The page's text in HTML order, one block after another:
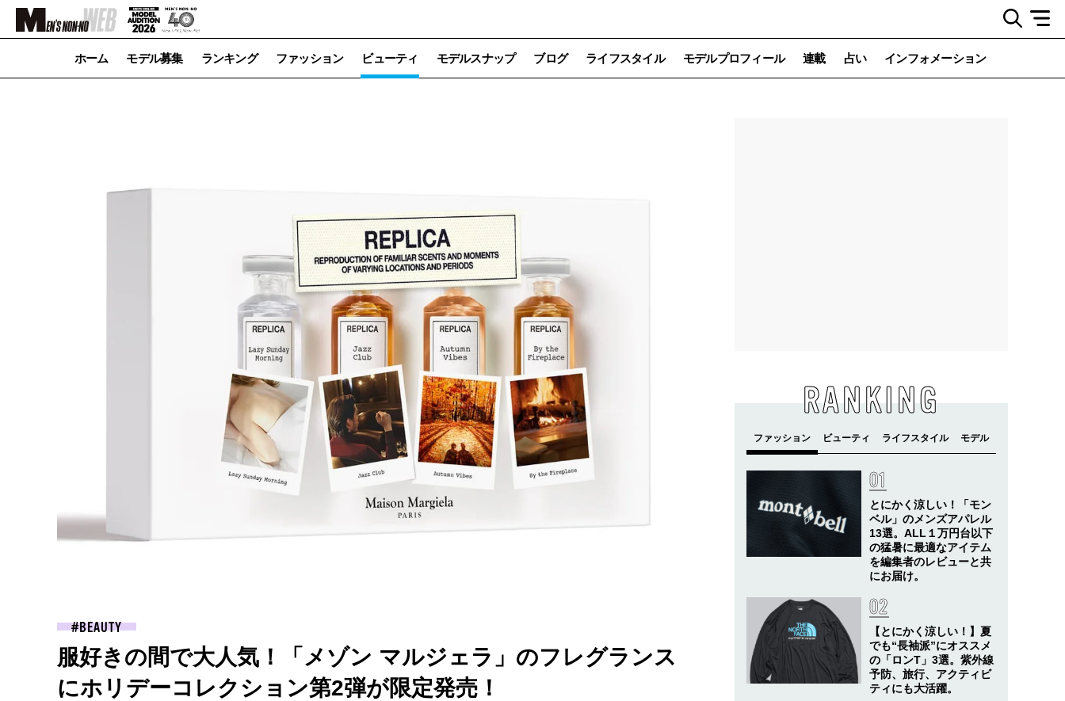
ホーム モデル募集 ランキング ファッション ビューティ モデルスナップ ブログ ライフスタイル モデルプロフィール 連載 占い インフォメーション
BEAUTY
服好きの間で大人気！「メゾン マルジェラ」のフレグランス
にホリデーコレクション第2弾が限定発売！
RANKING
とにかく涼しい！「モン
ベル」のメンズアパレル
13選。ALL１万円台以下
の猛暑に最適なアイテム
を編集者のレビューと共
にお届け。
【とにかく涼しい！】夏
でも“長袖派”にオススメ
の「ロンT」3選。紫外線
予防、旅行、アクティビ
ティにも大活躍。